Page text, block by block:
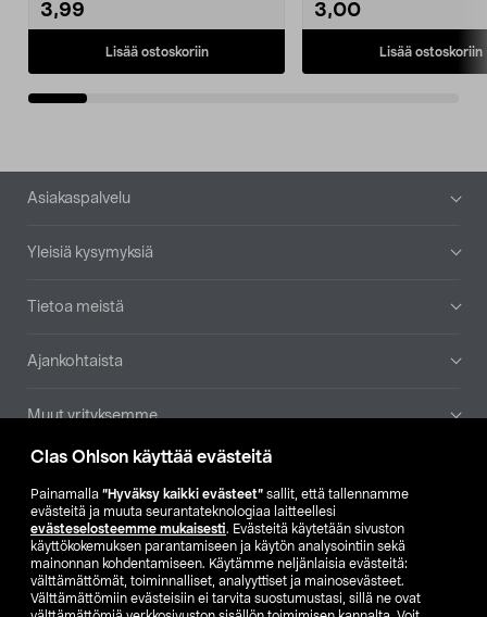
Clas Ohlson käyttää evästeitä
Painamalla ”Hyväksy kaikki evästeet” sallit, että tallennamme
evästeitä ja muuta seurantateknologiaa laitteellesi
evästeselosteemme mukaisesti. Evästeitä käytetään sivuston
käyttökokemuksen parantamiseen ja käytön analysointiin sekä
mainonnan kohdentamiseen. Käytämme neljänlaisia evästeitä:
välttämättömät, toiminnalliset, analyyttiset ja mainosevästeet.
Välttämättömiin evästeisiin ei tarvita suostumustasi, sillä ne ovat
3,99
Lisää ostoskoriin
3,00
Lisää ostoskoriin
Alatunniste
Asiakaspalvelu
Yleisiä kysymyksiä
Tietoa meistä
Ajankohtaista
Muut yrityksemme
Etsi myymälä
SE NO FI
FI SV